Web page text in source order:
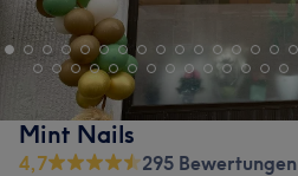
Mint Nails
4,7
295 Bewertungen